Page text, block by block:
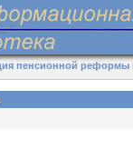
пенсионной реформы